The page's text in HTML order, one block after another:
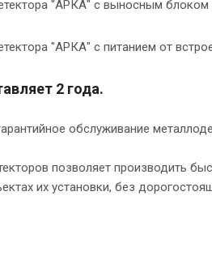
"АРКА" с выносным блоком
"АРКА" с питанием от
2 года.
обслуживание
позволяет производить
их установки, без